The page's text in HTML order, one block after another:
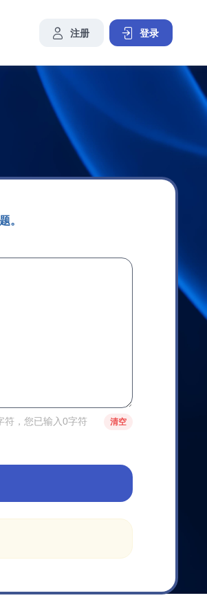
注册 登录
。
符，您已输入0字符 清空